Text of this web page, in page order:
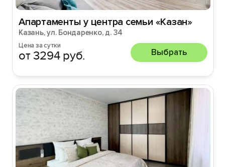
Апартаменты у центра семьи «Казан»
Казань, ул. Бондаренко, д. 34
Цена за сутки
от 3294 руб. Выбрать